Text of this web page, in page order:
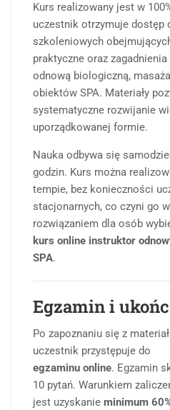
Kurs realizowany jest w
uczestnik otrzymuje dostęp
szkoleniowych
praktyczne oraz zagadnienia
odnową biologiczną,
obiektów SPA. Materiały
systematyczne rozwijanie
uporządkowanej formie.
Nauka odbywa się
godzin. Kurs można
tempie, bez konieczności
stacjonarnych, co czyni go
rozwiązaniem dla osób
kurs online instruktor
SPA.
Egzamin i
Po zapoznaniu się z
uczestnik przystępuje do
egzaminu online. Egzamin
10 pytań. Warunkiem
jest uzyskanie minimum